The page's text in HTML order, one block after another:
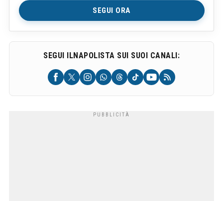
SEGUI ORA
SEGUI ILNAPOLISTA SUI SUOI CANALI: